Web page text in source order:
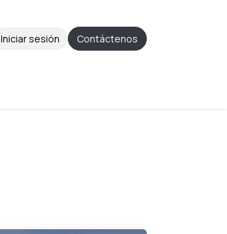
Iniciar sesión Contáctenos